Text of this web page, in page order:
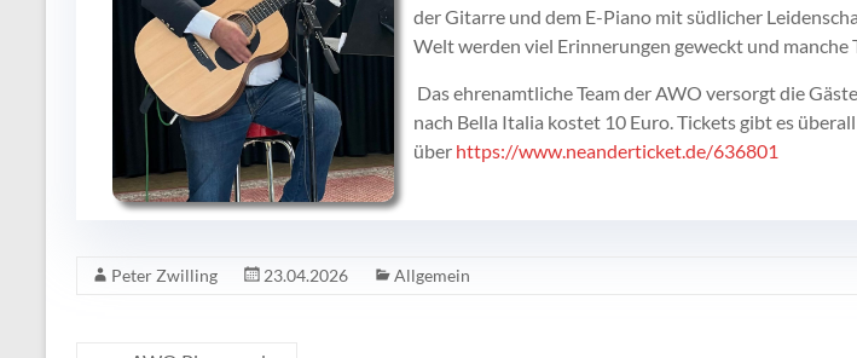
der Gitarre und dem E-Piano mit südlicher
Welt werden viel Erinnerungen geweckt und manche
Das ehrenamtliche Team der AWO versorgt die
nach Bella Italia kostet 10 Euro. Tickets gibt es
über https://www.neanderticket.de/636801
Peter Zwilling 23.04.2026 Allgemein